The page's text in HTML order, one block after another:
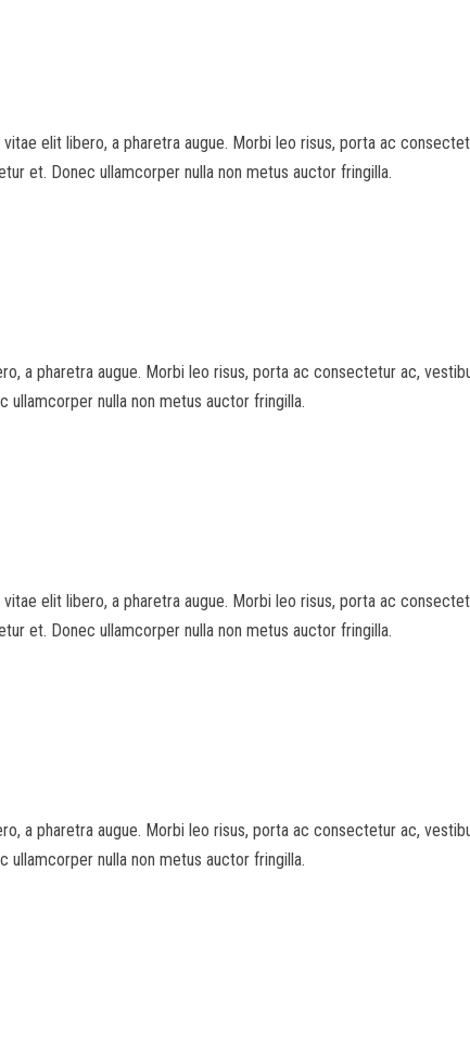
elit libero, a pharetra augue. Morbi leo risus, porta ac
et. Donec ullamcorper nulla non metus auctor fringilla.
a pharetra augue. Morbi leo risus, porta ac consectetur ac,
nulla non metus auctor fringilla.
elit libero, a pharetra augue. Morbi leo risus, porta ac
et. Donec ullamcorper nulla non metus auctor fringilla.
a pharetra augue. Morbi leo risus, porta ac consectetur ac,
nulla non metus auctor fringilla.